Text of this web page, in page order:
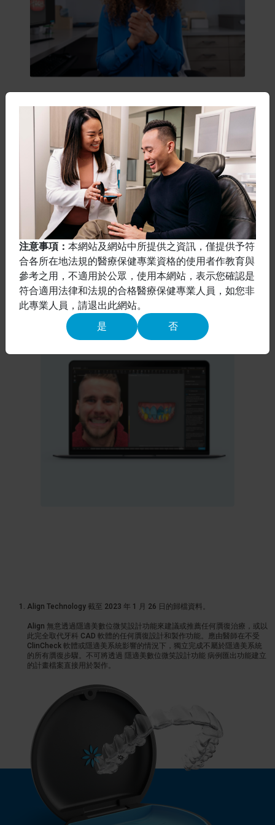
未來的學習機會
隱適美數位微笑設計功能：
「A 到 Z」系列基礎課程
醫師 | 隨選系列 | 免費課程
學習如何使用隱適美數位微笑設計功能、以及隱適
美數位牙科平台的各種解決方案，進而建立自信
心。
Align Technology 截至 2023 年 1 月 26 日的歸檔資料。
Align 無意透過隱適美數位微笑設計功能來建議或推薦任何贋復治療，或以
此完全取代牙科 CAD 軟體的任何贋復設計和製作功能。應由醫師在不受
ClinCheck 軟體或隱適美系統影響的情況下，獨立完成不屬於隱適美系統
的所有贋復步驟。不可將透過 隱適美數位微笑設計功能 病例匯出功能建立
的計畫檔案直接用於製作。​
注意事項：本網站及網站中所提供之資訊，僅提供予符
合各所在地法規的醫療保健專業資格的使用者作教育與
參考之用，不適用於公眾，使用本網站，表示您確認是
符合適用法律和法規的合格醫療保健專業人員，如您非
此專業人員，請退出此網站。
是
否